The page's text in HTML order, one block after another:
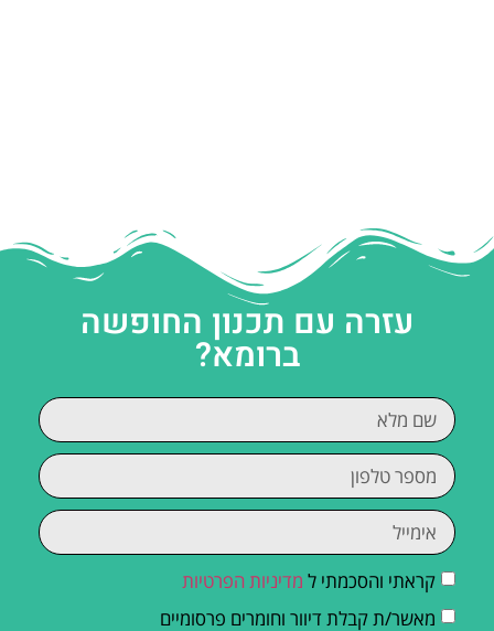
עזרה עם תכנון החופשה
ברומא?
קראתי והסכמתי ל מדיניות הפרטיות
מאשר/ת קבלת דיוור וחומרים פרסומיים